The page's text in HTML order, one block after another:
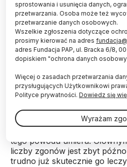
We wczesnym wykrywaniu
świat idzie w kierunku
użyciem testu na krew
może być wykonywany w
powiedział w czwartek
dziedzinie gastroenterologii
Rak jelita grubego jest jednym
wykrywanych nowotworów ze
wzrostową. Według
Nowotworów ostatnio co
tego powodu umiera.
liczby zgonów jest zbyt
trudno już skutecznie go
sprostowania i usunięcia danych,
przetwarzania. Osoba może też
przetwarzanie danych osobowych.
Wszelkie zgłoszenia dotyczące
prosimy kierować na adres
adres Fundacja PAP, ul. Bracka 6/8,
dopiskiem "ochrona danych
Więcej o zasadach przetwarzania
przysługujących Użytkownikowi
Polityce prywatności. Dowiedz się
Wyrażam